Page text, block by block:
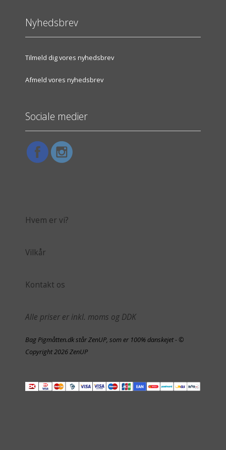
Nyhedsbrev
Tilmeld dig vores nyhedsbrev
Afmeld vores nyhedsbrev
Sociale medier
Hvem er vi?
Vilkår
Kontakt os
Alle priser er inkl. moms og DDK
Bag Pigmåtten.dk står ZenUP, som er 100% danskejet - ©
Copyright 2026 ZenUP